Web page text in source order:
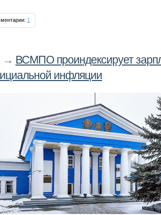
1
→ ВСМПО проиндексирует
инфляции